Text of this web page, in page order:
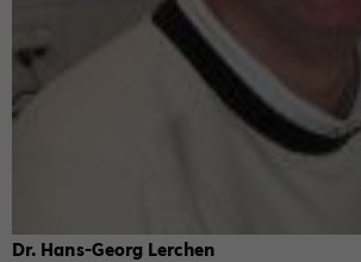
Dr. Hans-​Georg Lerchen